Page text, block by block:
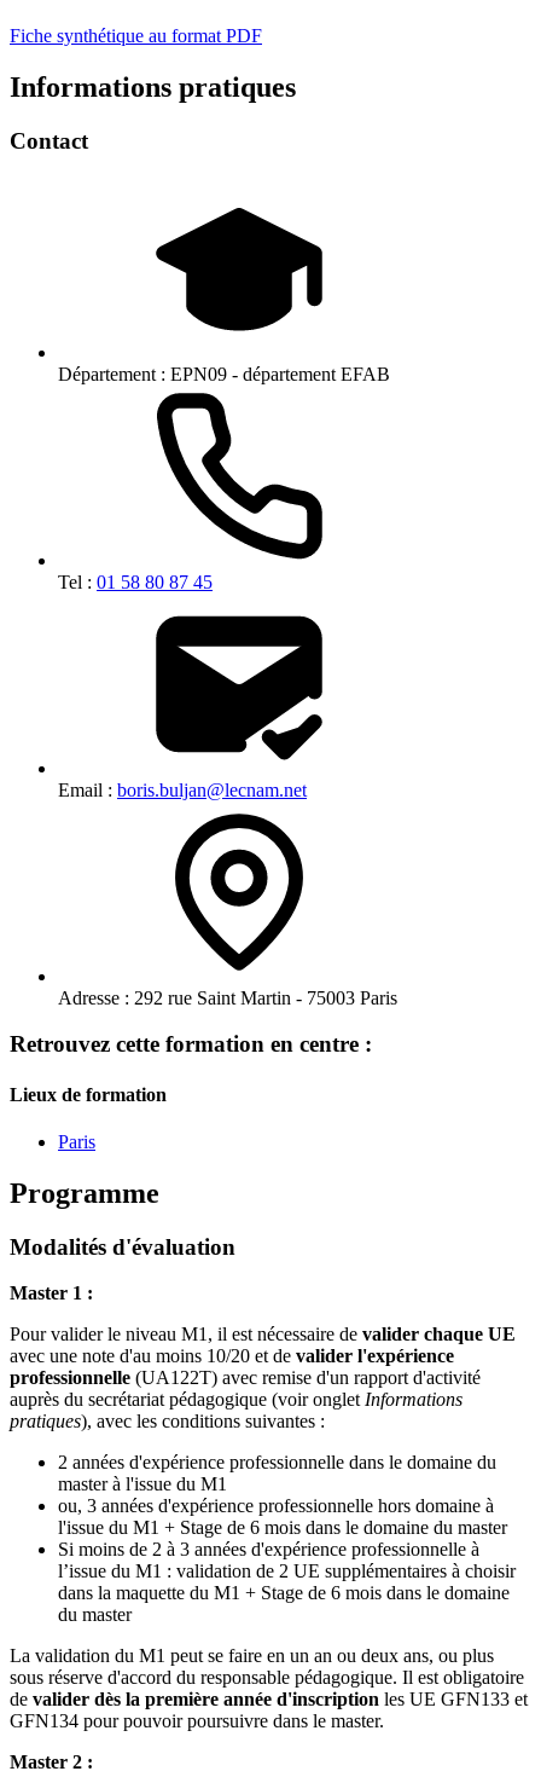
Fiche synthétique au format PDF
Informations pratiques
Contact
Département : EPN09 - département EFAB
Tel : 01 58 80 87 45
Email : boris.buljan@lecnam.net
Adresse : 292 rue Saint Martin - 75003 Paris
Retrouvez cette formation en centre :
Lieux de formation
Paris
Programme
Modalités d'évaluation
Master 1 :
Pour valider le niveau M1, il est nécessaire de valider chaque UE
avec une note d'au moins 10/20 et de valider l'expérience
professionnelle (UA122T) avec remise d'un rapport d'activité
auprès du secrétariat pédagogique (voir onglet Informations
pratiques), avec les conditions suivantes :
2 années d'expérience professionnelle dans le domaine du
master à l'issue du M1
ou, 3 années d'expérience professionnelle hors domaine à
l'issue du M1 + Stage de 6 mois dans le domaine du master
Si moins de 2 à 3 années d'expérience professionnelle à
l’issue du M1 : validation de 2 UE supplémentaires à choisir
dans la maquette du M1 + Stage de 6 mois dans le domaine
du master
La validation du M1 peut se faire en un an ou deux ans, ou plus
sous réserve d'accord du responsable pédagogique. Il est obligatoire
de valider dès la première année d'inscription les UE GFN133 et
GFN134 pour pouvoir poursuivre dans le master.
Master 2 :